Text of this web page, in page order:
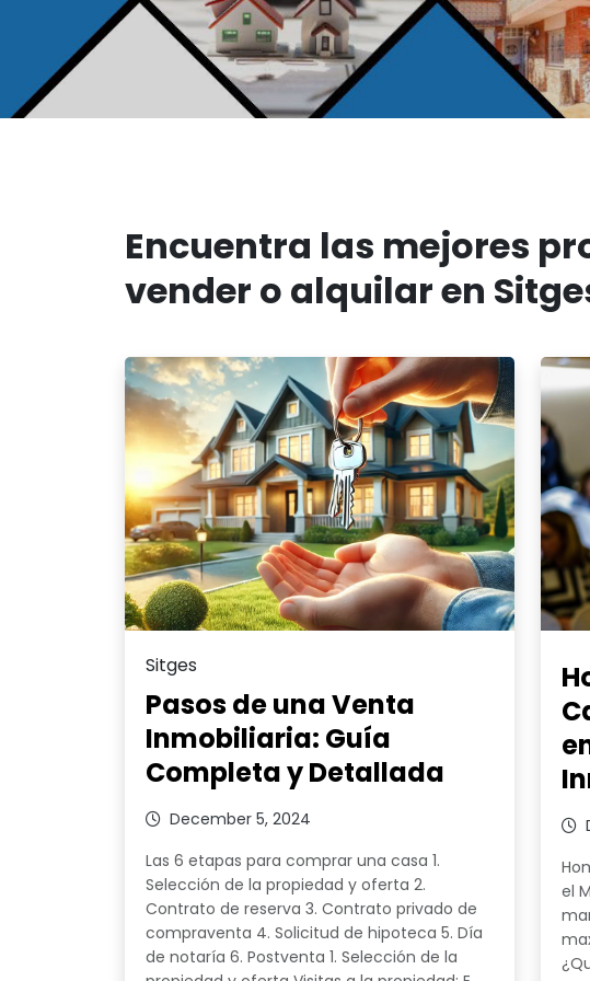
Encuentra las mejores
vender o alquilar en
Sitges
Pasos de una Venta
Inmobiliaria: Guía
Completa y Detallada
December 5, 2024
Las 6 etapas para comprar una casa 1.
Selección de la propiedad y oferta 2.
Contrato de reserva 3. Contrato privado de
compraventa 4. Solicitud de hipoteca 5. Día
de notaría 6. Postventa 1. Selección de la
el